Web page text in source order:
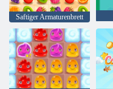
Saftiger Armaturenbrett